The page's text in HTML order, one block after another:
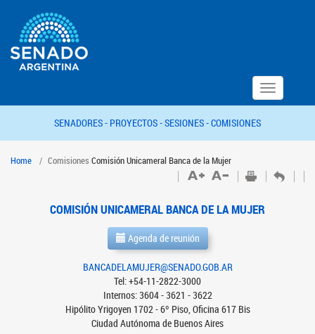
Toggle
navigation
SENADORES - PROYECTOS -SESIONES -COMISIONES
Home Comisiones Comisión Unicameral Banca de la Mujer
COMISIÓN UNICAMERAL BANCA DE LA MUJER
Agenda de reunión
BANCADELAMUJER@SENADO.GOB.AR
Tel: +54-11-2822-3000
Internos: 3604 - 3621 - 3622
Hipólito Yrigoyen 1702 - 6º Piso, Oficina 617 Bis
Ciudad Autónoma de Buenos Aires